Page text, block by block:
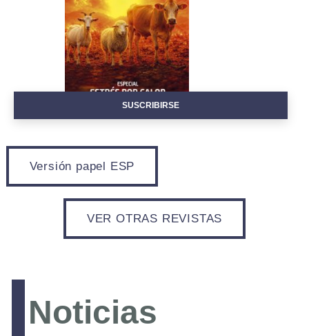
Instalaciones Equipos
Bioseguridad
Manejo y Bienestar
Patología
Registro
Colaborar con rumiNews
SUSCRIBIRSE
Versión papel ESP
VER OTRAS REVISTAS
Noticias